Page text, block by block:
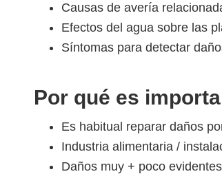
Causas de avería
Efectos del agua sobre las
Síntomas para detectar
Por qué es
Es habitual reparar daños
Industria alimentaria /
Daños muy + poco evidentes